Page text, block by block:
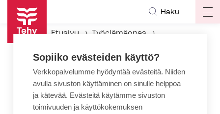
Hyppää
pääsisältöön
Haku
Etusivu
Työelämäopas
Palkka tehtävien muuttuessa
Palkka tehtävien muuttuessa
Palkka määräytyy tehtävien mukaan.
Sopiiko evästeiden käyttö?
Verkkopalvelumme hyödyntää evästeitä. Niiden
avulla sivuston käyttäminen on sinulle helppoa
ja kätevää. Evästeitä käytämme sivuston
toimivuuden ja käyttökokemuksen